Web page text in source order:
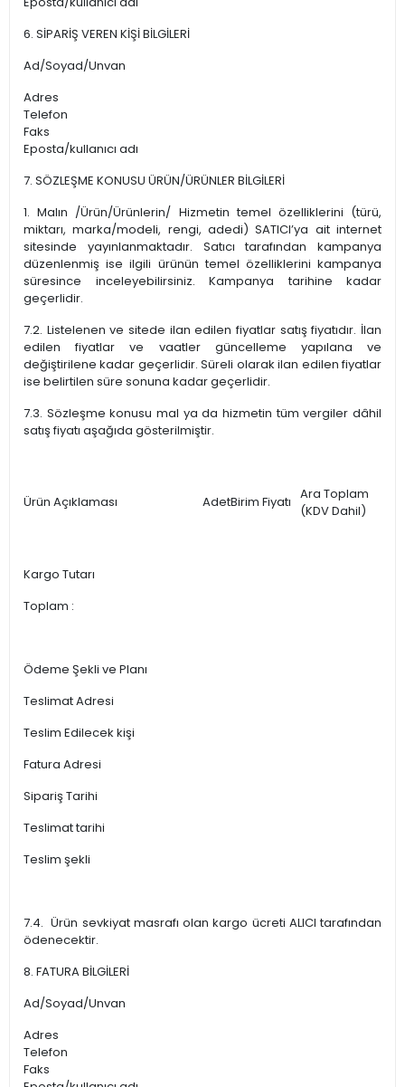
6. SİPARİŞ VEREN KİŞİ BİLGİLERİ
Ad/Soyad/Unvan
Adres
Telefon
Faks
Eposta/kullanıcı adı
7. SÖZLEŞME KONUSU ÜRÜN/ÜRÜNLER BİLGİLERİ
1. Malın /Ürün/Ürünlerin/ Hizmetin temel özelliklerini (türü,
miktarı, marka/modeli, rengi, adedi) SATICI’ya ait internet
sitesinde yayınlanmaktadır. Satıcı tarafından kampanya
düzenlenmiş ise ilgili ürünün temel özelliklerini kampanya
süresince inceleyebilirsiniz. Kampanya tarihine kadar
geçerlidir.
7.2. Listelenen ve sitede ilan edilen fiyatlar satış fiyatıdır. İlan
edilen fiyatlar ve vaatler güncelleme yapılana ve
değiştirilene kadar geçerlidir. Süreli olarak ilan edilen fiyatlar
ise belirtilen süre sonuna kadar geçerlidir.
7.3. Sözleşme konusu mal ya da hizmetin tüm vergiler dâhil
satış fiyatı aşağıda gösterilmiştir.
Ürün Açıklaması AdetBirim Fiyatı Ara Toplam
(KDV Dahil)
Kargo Tutarı
Toplam :
Ödeme Şekli ve Planı
Teslimat Adresi
Teslim Edilecek kişi
Fatura Adresi
Sipariş Tarihi
Teslimat tarihi
Teslim şekli
7.4. Ürün sevkiyat masrafı olan kargo ücreti ALICI tarafından
ödenecektir.
8. FATURA BİLGİLERİ
Ad/Soyad/Unvan
Adres
Telefon
Faks